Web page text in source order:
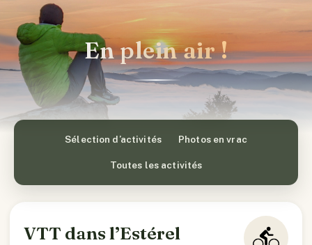
En plein air !
Sélection d’activités Photos en vrac
Toutes les activités
VTT dans l’Estérel